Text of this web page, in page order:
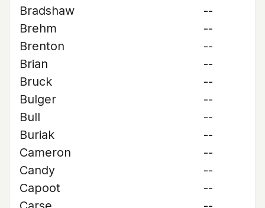
Bradshaw
--
Brehm
--
Brenton
--
Brian
--
Bruck
--
Bulger
--
Bull
--
Buriak
--
Cameron
--
Candy
--
Capoot
--